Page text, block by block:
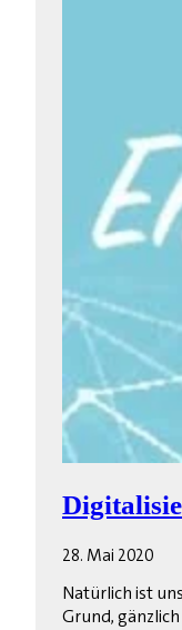
28. Mai 2020
Natürlich ist
Grund,